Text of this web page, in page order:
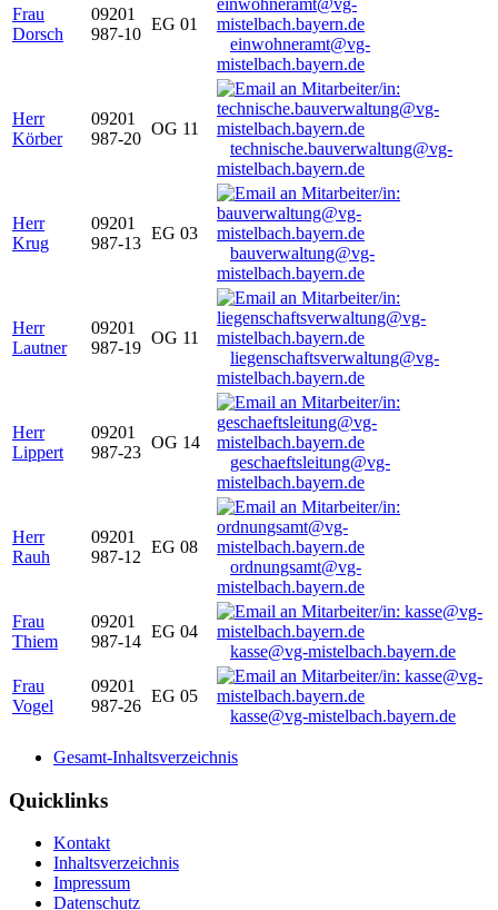
Frau
Dorsch
09201
987-10
EG 01
einwohneramt@vg-
mistelbach.bayern.de
Herr
Körber
09201
987-20
OG 11
technische.bauverwaltung@vg-
mistelbach.bayern.de
Herr
Krug
09201
987-13
EG 03
bauverwaltung@vg-
mistelbach.bayern.de
Herr
Lautner
09201
987-19
OG 11
liegenschaftsverwaltung@vg-
mistelbach.bayern.de
Herr
Lippert
09201
987-23
OG 14
geschaeftsleitung@vg-
mistelbach.bayern.de
Herr
Rauh
09201
987-12
EG 08
ordnungsamt@vg-
mistelbach.bayern.de
Frau
Thiem
09201
987-14
EG 04
kasse@vg-mistelbach.bayern.de
Frau
Vogel
09201
987-26
EG 05
kasse@vg-mistelbach.bayern.de
Gesamt-Inhaltsverzeichnis
Quicklinks
Kontakt
Inhaltsverzeichnis
Impressum
Datenschutz